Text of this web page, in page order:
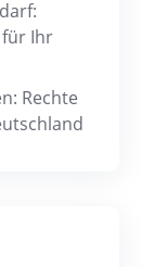
Ihr
Rechte